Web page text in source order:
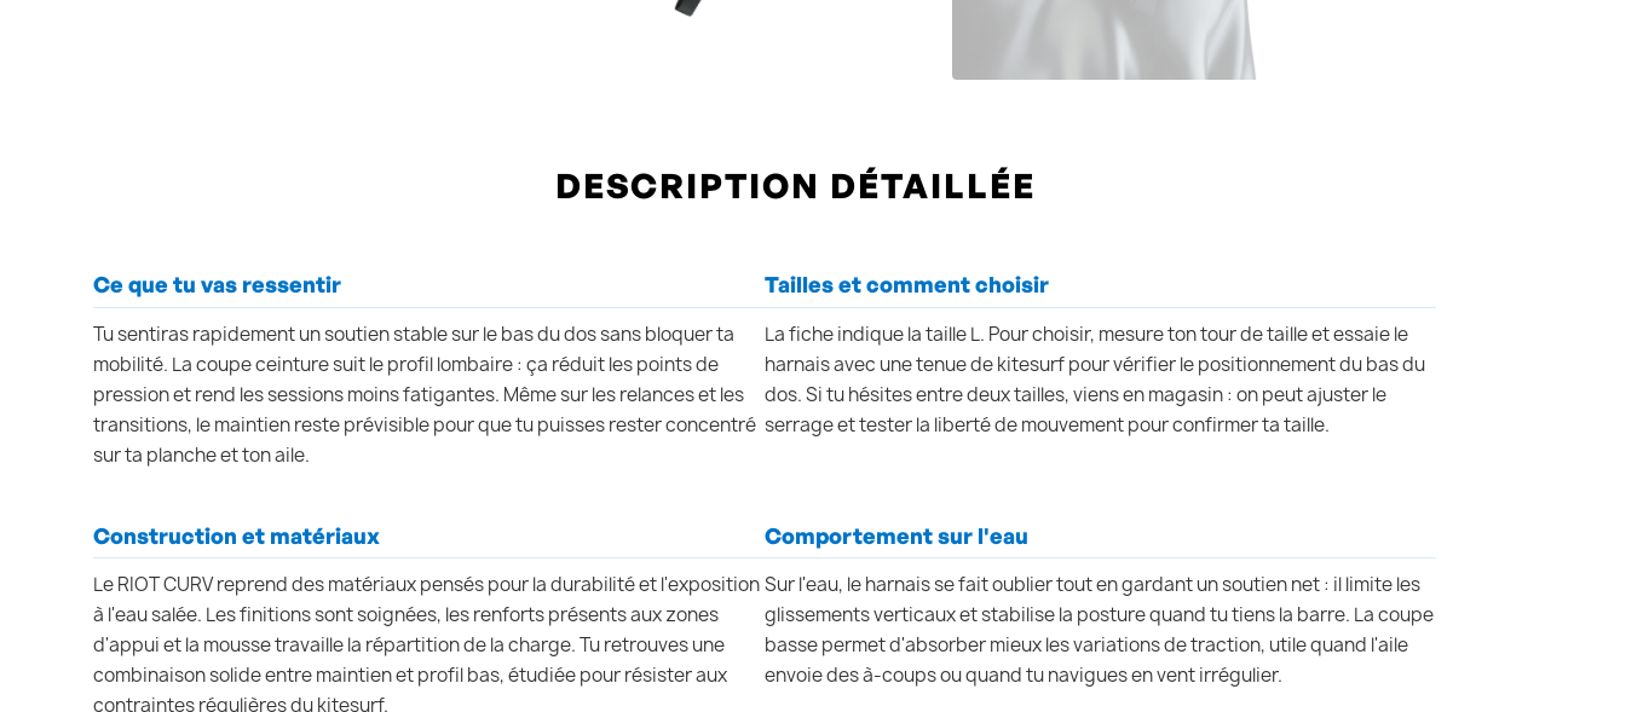
DESCRIPTION DÉTAILLÉE
Ce que tu vas ressentir
Tu sentiras rapidement un soutien stable sur le bas du dos sans bloquer ta
mobilité. La coupe ceinture suit le profil lombaire : ça réduit les points de
pression et rend les sessions moins fatigantes. Même sur les relances et les
transitions, le maintien reste prévisible pour que tu puisses rester concentré
sur ta planche et ton aile.
Tailles et comment choisir
La fiche indique la taille L. Pour choisir, mesure ton tour de taille et essaie le
harnais avec une tenue de kitesurf pour vérifier le positionnement du bas du
dos. Si tu hésites entre deux tailles, viens en magasin : on peut ajuster le
serrage et tester la liberté de mouvement pour confirmer ta taille.
Construction et matériaux
Le RIOT CURV reprend des matériaux pensés pour la durabilité et l'exposition
à l'eau salée. Les finitions sont soignées, les renforts présents aux zones
d'appui et la mousse travaille la répartition de la charge. Tu retrouves une
combinaison solide entre maintien et profil bas, étudiée pour résister aux
contraintes régulières du kitesurf.
Comportement sur l'eau
Sur l'eau, le harnais se fait oublier tout en gardant un soutien net : il limite les
glissements verticaux et stabilise la posture quand tu tiens la barre. La coupe
basse permet d'absorber mieux les variations de traction, utile quand l'aile
envoie des à-coups ou quand tu navigues en vent irrégulier.